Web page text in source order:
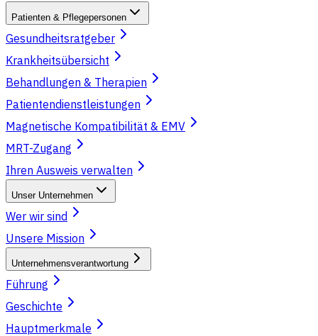
Patienten & Pflegepersonen
Gesundheitsratgeber
Krankheitsübersicht
Behandlungen & Therapien
Patientendienstleistungen
Magnetische Kompatibilität & EMV
MRT-Zugang
Ihren Ausweis verwalten
Unser Unternehmen
Wer wir sind
Unsere Mission
Unternehmensverantwortung
Führung
Geschichte
Hauptmerkmale